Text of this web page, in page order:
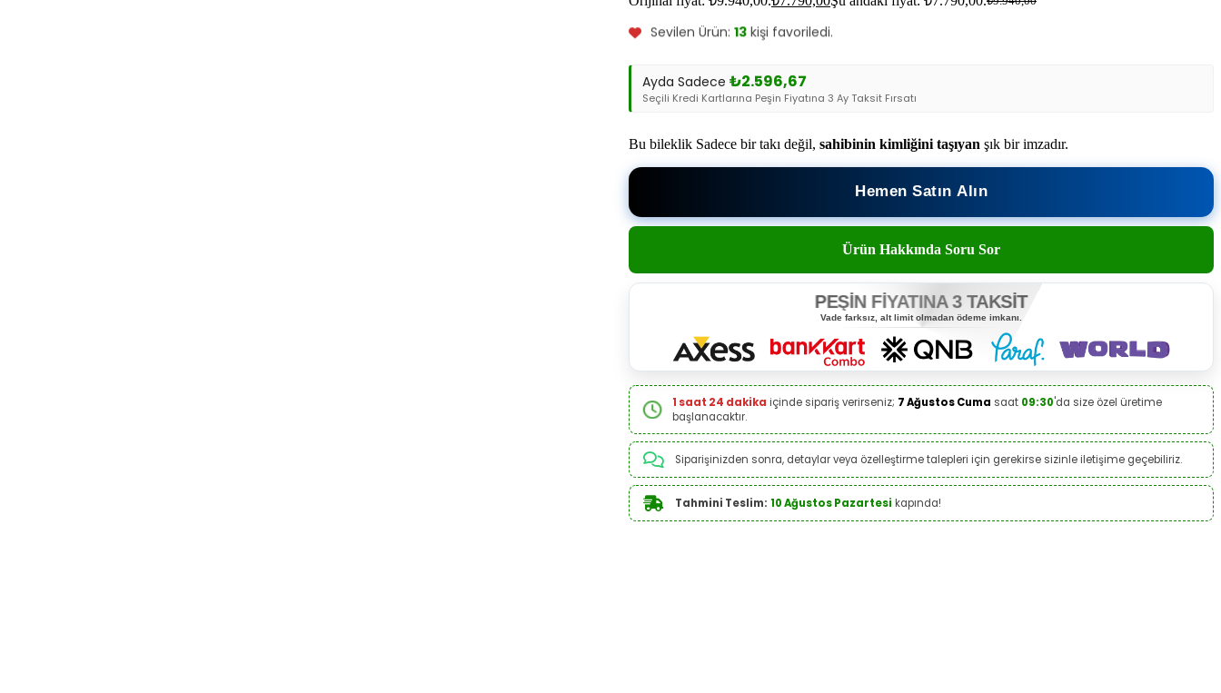
Bu ürün 7kişinin sepetinde.
Sevilen Ürün: 13 kişi favoriledi.
Ayda Sadece ₺2.596,67
Seçili Kredi Kartlarına Peşin Fiyatına 3 Ay Taksit Fırsatı
Bu bileklik Sadece bir takı değil, sahibinin kimliğini taşıyan şık bir imzadır.
Hemen Satın Alın
Ürün Hakkında Soru Sor
PEŞİN FİYATINA 3 TAKSİT
Vade farksız, alt limit olmadan ödeme imkanı.
1 saat 24 dakika içinde sipariş verirseniz; 7 Ağustos Cuma saat 09:30'da size özel üretime
başlanacaktır.
Siparişinizden sonra, detaylar veya özelleştirme talepleri için gerekirse sizinle iletişime geçebiliriz.
Tahmini Teslim: 10 Ağustos Pazartesi kapında!